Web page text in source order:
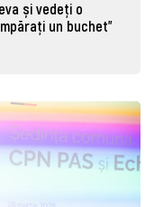
și vedeți o
un buchet"